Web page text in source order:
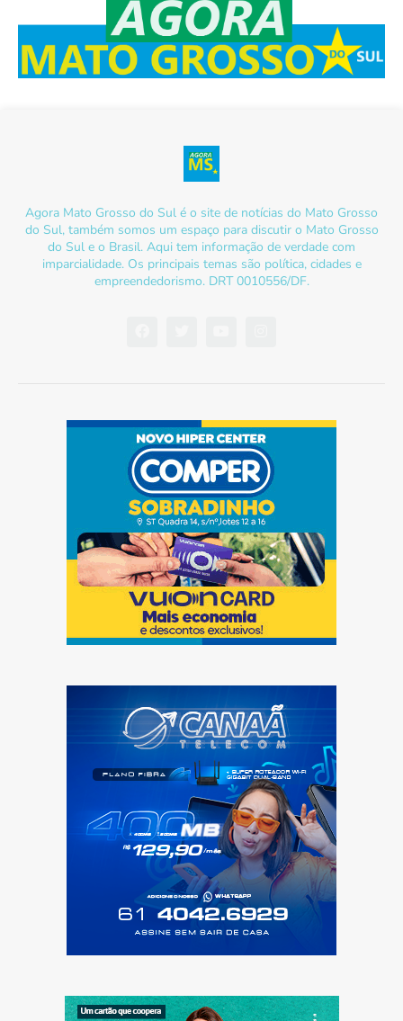
Agora Mato Grosso do Sul é o site de notícias do Mato Grosso
do Sul, também somos um espaço para discutir o Mato Grosso
do Sul e o Brasil. Aqui tem informação de verdade com
imparcialidade. Os principais temas são política, cidades e
empreendedorismo. DRT 0010556/DF.